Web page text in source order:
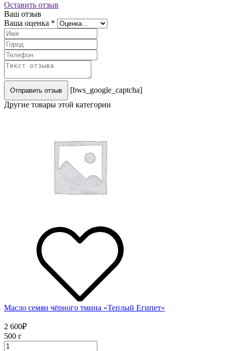
Оставить отзыв
Ваш отзыв
Ваша оценка *
Отправить отзыв
[bws_google_captcha]
Другие товары этой категории
Масло семян чёрного тмина «Теплый Египет»
2 600₽
500 г